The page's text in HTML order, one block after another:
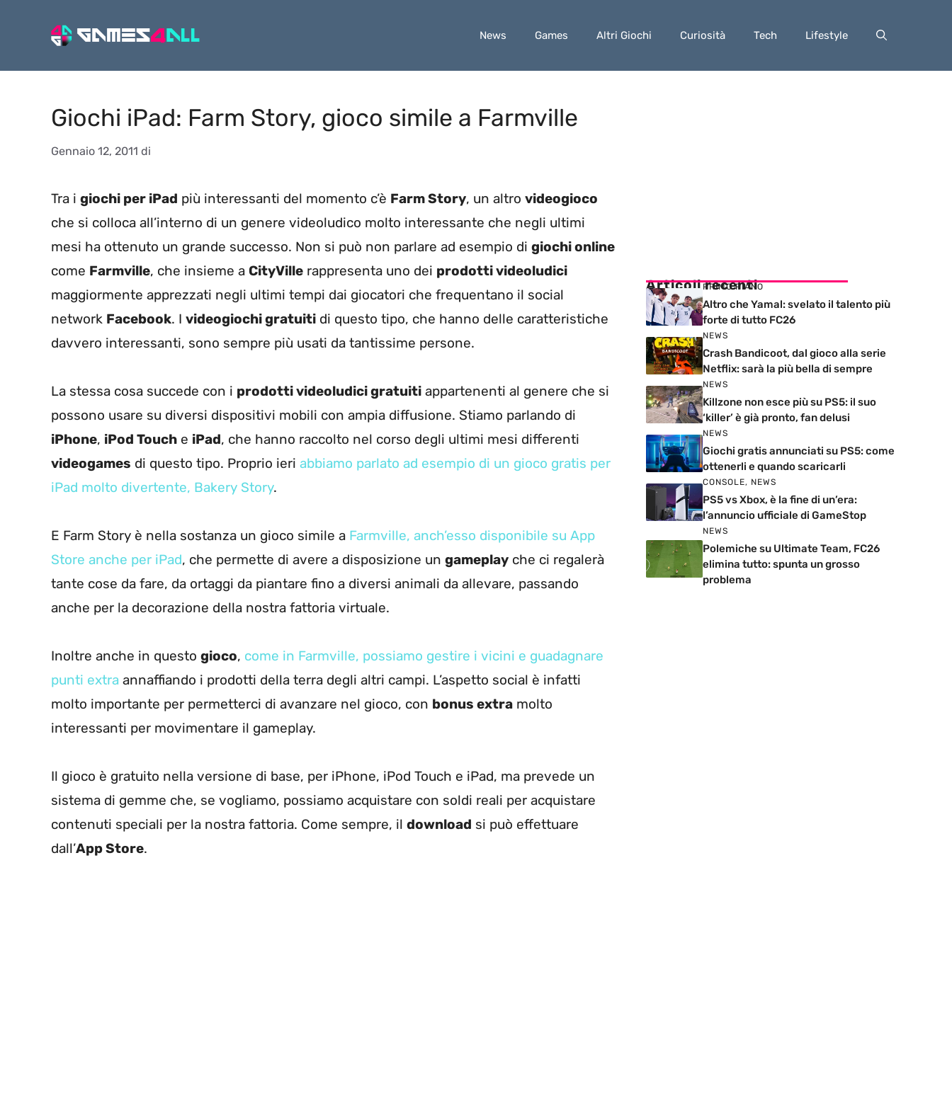
News Games Altri Giochi Curiosità Tech Lifestyle
Giochi iPad: Farm Story, gioco simile a Farmville
Gennaio 12, 2011 di
Tra i giochi per iPad più interessanti del momento c’è Farm Story, un altro videogioco
che si colloca all’interno di un genere videoludico molto interessante che negli ultimi
mesi ha ottenuto un grande successo. Non si può non parlare ad esempio di giochi online
come Farmville, che insieme a CityVille rappresenta uno dei prodotti videoludici
maggiormente apprezzati negli ultimi tempi dai giocatori che frequentano il social
network Facebook. I videogiochi gratuiti di questo tipo, che hanno delle caratteristiche
davvero interessanti, sono sempre più usati da tantissime persone.
La stessa cosa succede con i prodotti videoludici gratuiti appartenenti al genere che si
possono usare su diversi dispositivi mobili con ampia diffusione. Stiamo parlando di
iPhone, iPod Touch e iPad, che hanno raccolto nel corso degli ultimi mesi differenti
videogames di questo tipo. Proprio ieri abbiamo parlato ad esempio di un gioco gratis per
iPad molto divertente, Bakery Story.
E Farm Story è nella sostanza un gioco simile a Farmville, anch’esso disponibile su App
Store anche per iPad, che permette di avere a disposizione un gameplay che ci regalerà
tante cose da fare, da ortaggi da piantare fino a diversi animali da allevare, passando
anche per la decorazione della nostra fattoria virtuale.
Inoltre anche in questo gioco, come in Farmville, possiamo gestire i vicini e guadagnare
punti extra annaffiando i prodotti della terra degli altri campi. L’aspetto social è infatti
molto importante per permetterci di avanzare nel gioco, con bonus extra molto
interessanti per movimentare il gameplay.
Il gioco è gratuito nella versione di base, per iPhone, iPod Touch e iPad, ma prevede un
sistema di gemme che, se vogliamo, possiamo acquistare con soldi reali per acquistare
contenuti speciali per la nostra fattoria. Come sempre, il download si può effettuare
dall’App Store.
Articoli recenti
PRIMO PIANO
Altro che Yamal: svelato il talento più
forte di tutto FC26
NEWS
Crash Bandicoot, dal gioco alla serie
Netflix: sarà la più bella di sempre
NEWS
Killzone non esce più su PS5: il suo
‘killer’ è già pronto, fan delusi
NEWS
Giochi gratis annunciati su PS5: come
ottenerli e quando scaricarli
CONSOLE, NEWS
PS5 vs Xbox, è la fine di un’era:
l’annuncio ufficiale di GameStop
NEWS
Polemiche su Ultimate Team, FC26
elimina tutto: spunta un grosso
problema